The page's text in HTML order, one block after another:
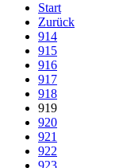
Start
Zurück
914
915
916
917
918
919
920
921
922